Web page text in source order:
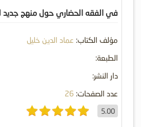
في الفقه الحضاري حول منهج جديد
مؤلف الكتاب: عماد الدين خليل
الطبعة:
دار النشر:
عدد الصفحات: 26
5.00